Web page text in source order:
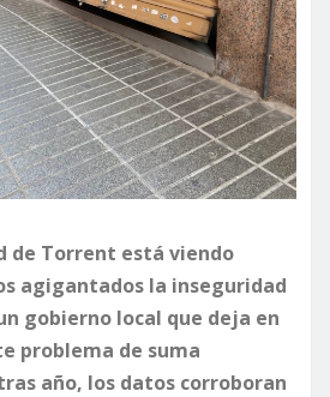
de Torrent está viendo
agigantados la inseguridad
gobierno local que deja en
problema de suma
año, los datos corroboran